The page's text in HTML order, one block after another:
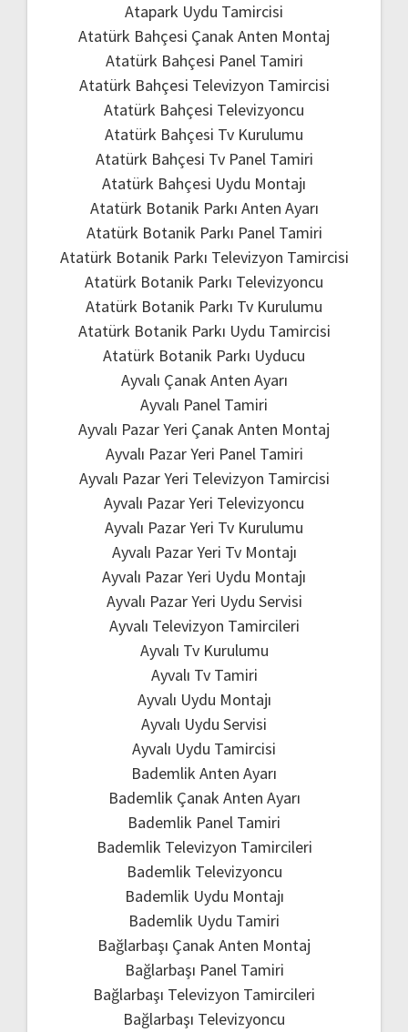
Atapark Uydu Tamircisi
Atatürk Bahçesi Çanak Anten Montaj
Atatürk Bahçesi Panel Tamiri
Atatürk Bahçesi Televizyon Tamircisi
Atatürk Bahçesi Televizyoncu
Atatürk Bahçesi Tv Kurulumu
Atatürk Bahçesi Tv Panel Tamiri
Atatürk Bahçesi Uydu Montajı
Atatürk Botanik Parkı Anten Ayarı
Atatürk Botanik Parkı Panel Tamiri
Atatürk Botanik Parkı Televizyon Tamircisi
Atatürk Botanik Parkı Televizyoncu
Atatürk Botanik Parkı Tv Kurulumu
Atatürk Botanik Parkı Uydu Tamircisi
Atatürk Botanik Parkı Uyducu
Ayvalı Çanak Anten Ayarı
Ayvalı Panel Tamiri
Ayvalı Pazar Yeri Çanak Anten Montaj
Ayvalı Pazar Yeri Panel Tamiri
Ayvalı Pazar Yeri Televizyon Tamircisi
Ayvalı Pazar Yeri Televizyoncu
Ayvalı Pazar Yeri Tv Kurulumu
Ayvalı Pazar Yeri Tv Montajı
Ayvalı Pazar Yeri Uydu Montajı
Ayvalı Pazar Yeri Uydu Servisi
Ayvalı Televizyon Tamircileri
Ayvalı Tv Kurulumu
Ayvalı Tv Tamiri
Ayvalı Uydu Montajı
Ayvalı Uydu Servisi
Ayvalı Uydu Tamircisi
Bademlik Anten Ayarı
Bademlik Çanak Anten Ayarı
Bademlik Panel Tamiri
Bademlik Televizyon Tamircileri
Bademlik Televizyoncu
Bademlik Uydu Montajı
Bademlik Uydu Tamiri
Bağlarbaşı Çanak Anten Montaj
Bağlarbaşı Panel Tamiri
Bağlarbaşı Televizyon Tamircileri
Bağlarbaşı Televizyoncu